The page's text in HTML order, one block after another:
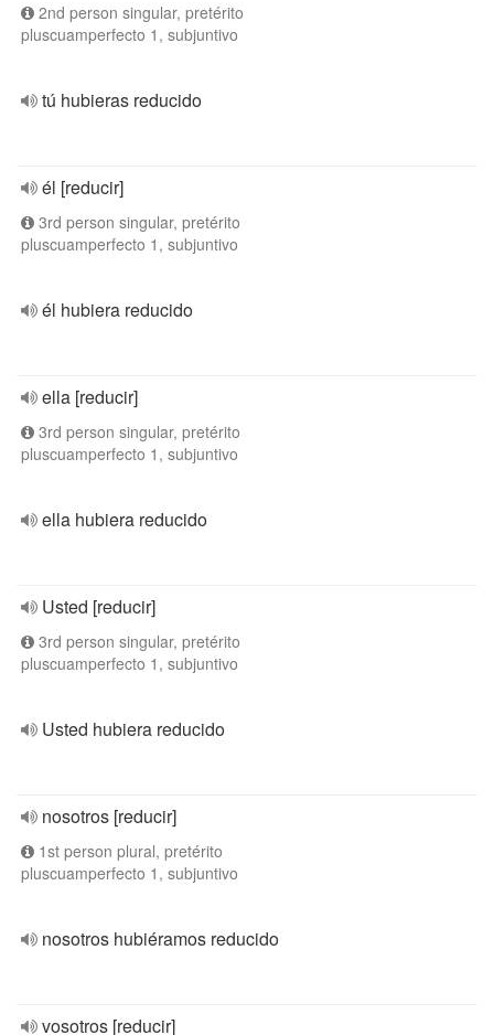
2nd person singular, pretérito
pluscuamperfecto 1, subjuntivo
tú hubieras reducido
él [reducir]
3rd person singular, pretérito
pluscuamperfecto 1, subjuntivo
él hubiera reducido
ella [reducir]
3rd person singular, pretérito
pluscuamperfecto 1, subjuntivo
ella hubiera reducido
Usted [reducir]
3rd person singular, pretérito
pluscuamperfecto 1, subjuntivo
Usted hubiera reducido
nosotros [reducir]
1st person plural, pretérito
pluscuamperfecto 1, subjuntivo
nosotros hubiéramos reducido
vosotros [reducir]